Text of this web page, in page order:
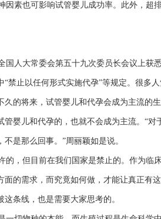
素也可影响试管婴儿成功率。此外，超
人大常委会第五十九次委员长会议上获
“禁止以任何形式实施代孕”等规定。很多
久的将来，试管婴儿和代孕会成为主流的
婴儿和代孕的，也就不会成为主流。“
是那么回事。”周丽颖如是说。
，但目前在我们国家是禁止的。作为临
面的需求，而究竟如何做，才能让真正有
条线，也是需要大家思考的。